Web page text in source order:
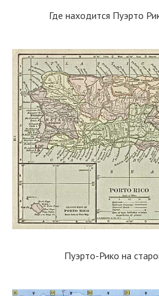
Где находится Пуэрто
Пуэрто-Рико на